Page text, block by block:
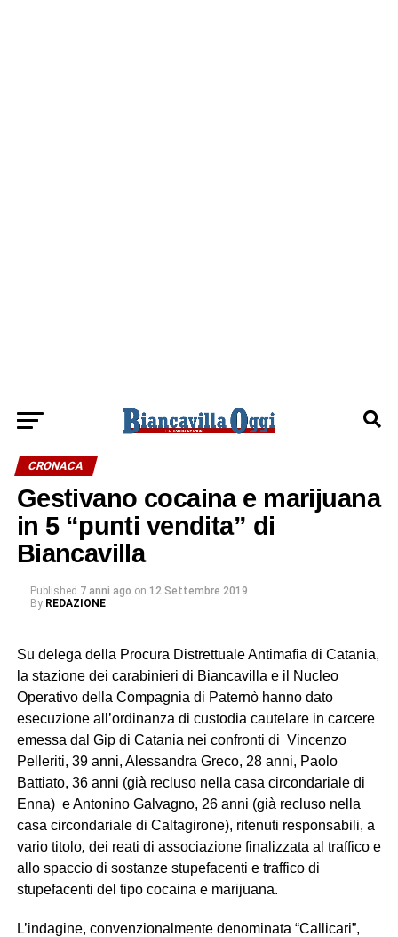
CRONACA
Gestivano cocaina e marijuana
in 5 “punti vendita” di
Biancavilla
Published 7 anni ago on 12 Settembre 2019
By REDAZIONE
Su delega della Procura Distrettuale Antimafia di Catania,
la stazione dei carabinieri di Biancavilla e il Nucleo
Operativo della Compagnia di Paternò hanno dato
esecuzione all’ordinanza di custodia cautelare in carcere
emessa dal Gip di Catania nei confronti di Vincenzo
Pelleriti, 39 anni, Alessandra Greco, 28 anni, Paolo
Battiato, 36 anni (già recluso nella casa circondariale di
Enna) e Antonino Galvagno, 26 anni (già recluso nella
casa circondariale di Caltagirone), ritenuti responsabili, a
vario titolo, dei reati di associazione finalizzata al traffico e
allo spaccio di sostanze stupefacenti e traffico di
stupefacenti del tipo cocaina e marijuana.
L’indagine, convenzionalmente denominata “Callicari”,